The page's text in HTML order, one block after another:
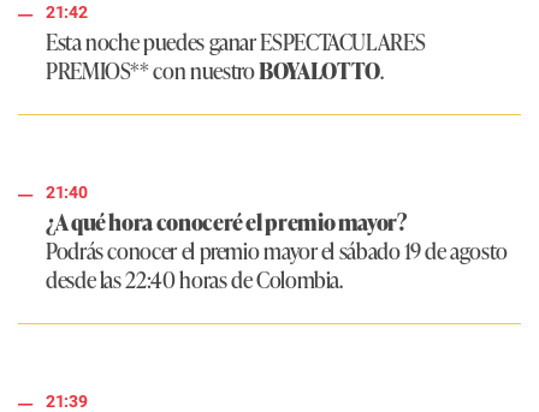
21:42
Esta noche puedes ganar ESPECTACULARES
PREMIOS** con nuestroBOYALOTTO.
21:40
¿A qué hora conoceré el premio mayor?
Podrás conocer el premio mayor el sábado 19 de agosto
desde las 22:40 horas de Colombia.
21:39